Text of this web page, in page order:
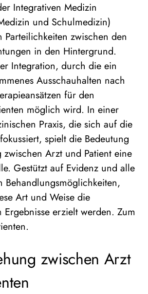
Integrativen Medizin
und Schulmedizin)
zwischen den
in den Hintergrund.
Integration, durch die ein
Ausschauhalten nach
für den
möglich wird. In einer
Praxis, die sich auf die
spielt die Bedeutung
zwischen Arzt und Patient eine
Gestützt auf Evidenz und alle
Behandlungsmöglichkeiten,
Art und Weise die
Ergebnisse erzielt werden. Zum
zwischen Arzt